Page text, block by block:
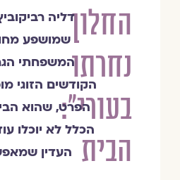
החלון
נחרתו
בעורי":
הבית
דליה
שמושפע
המשפחתי
הקודשים הזוגי
הפרט, שהוא
הכלל לא יוכלו
העדין